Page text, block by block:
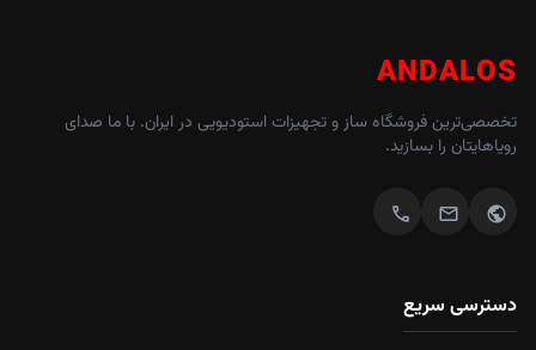
ANDALOS
تخصصی‌ترین فروشگاه ساز و تجهیزات استودیویی در ایران. با ما صدای
رویاهایتان را بسازید.
public
mail
call
دسترسی سریع